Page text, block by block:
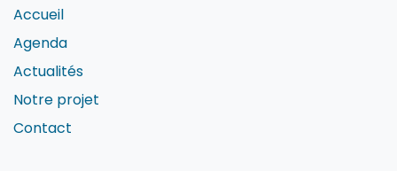
Accueil
Agenda
Actualités
Notre projet
Contact